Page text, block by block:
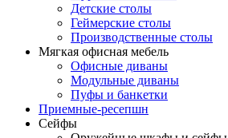
Детские столы
Геймерские столы
Производственные столы
Мягкая офисная мебель
Офисные диваны
Модульные диваны
Пуфы и банкетки
Приемные-ресепшн
Сейфы